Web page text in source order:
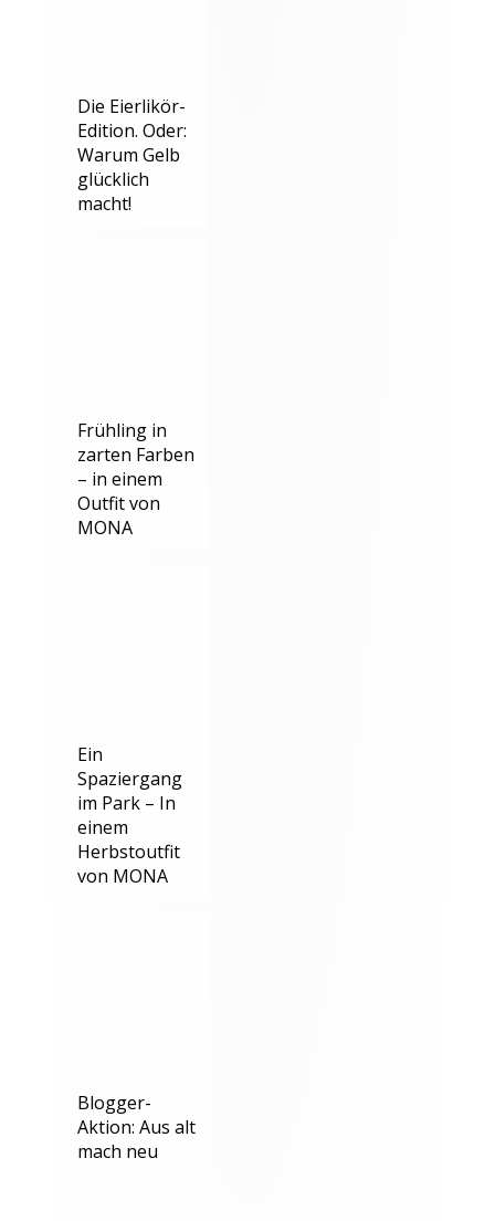
Die Eierlikör-
Edition. Oder:
Warum Gelb
glücklich
macht!
Frühling in
zarten Farben
– in einem
Outfit von
MONA
Ein
Spaziergang
im Park – In
einem
Herbstoutfit
von MONA
Blogger-
Aktion: Aus alt
mach neu